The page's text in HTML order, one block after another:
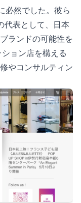
必然でした。彼ら
代表として、日本
ランドの可能性を
ョン店を構える
やコンサルティン